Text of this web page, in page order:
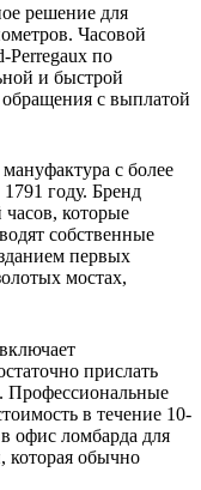
решение для
Часовой
Perregaux по
и быстрой
с выплатой
с более
году. Бренд
которые
собственные
первых
мостах,
прислать
Профессиональные
в течение 10-
офис ломбарда для
которая обычно